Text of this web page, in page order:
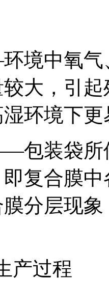
境中氧气
大，引
环境下
包装袋所
复合膜
分层现
产过程